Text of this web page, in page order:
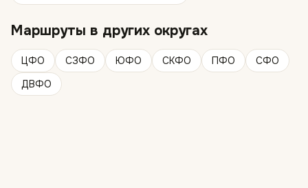
Маршруты в других округах
ЦФО СЗФО ЮФО СКФО ПФО
СФО
ДВФО